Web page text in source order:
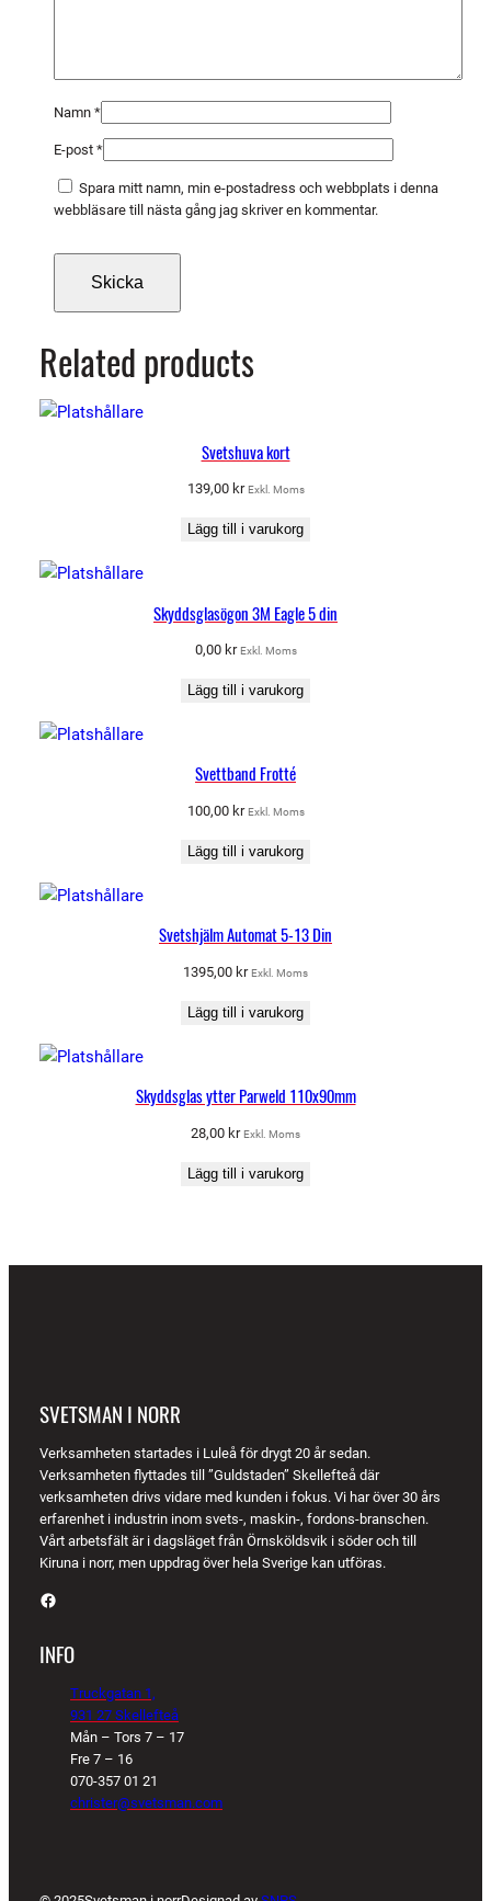
Namn *
E-post *
Spara mitt namn, min e-postadress och webbplats i denna
webbläsare till nästa gång jag skriver en kommentar.
Related products
Svetshuva kort
139,00 kr Exkl. Moms
Lägg till i varukorg
Skyddsglasögon 3M Eagle 5 din
0,00 kr Exkl. Moms
Lägg till i varukorg
Svettband Frotté
100,00 kr Exkl. Moms
Lägg till i varukorg
Svetshjälm Automat 5-13 Din
1395,00 kr Exkl. Moms
Lägg till i varukorg
Skyddsglas ytter Parweld 110x90mm
28,00 kr Exkl. Moms
Lägg till i varukorg
SVETSMAN I NORR
Verksamheten startades i Luleå för drygt 20 år sedan.
Verksamheten flyttades till ”Guldstaden” Skellefteå där
verksamheten drivs vidare med kunden i fokus. Vi har över 30 års
erfarenhet i industrin inom svets-, maskin-, fordons-branschen.
Vårt arbetsfält är i dagsläget från Örnsköldsvik i söder och till
Kiruna i norr, men uppdrag över hela Sverige kan utföras.
Facebook
INFO
Truckgatan 1,
931 27 Skellefteå
Mån – Tors 7 – 17
Fre 7 – 16
070-357 01 21
christer@svetsman.com